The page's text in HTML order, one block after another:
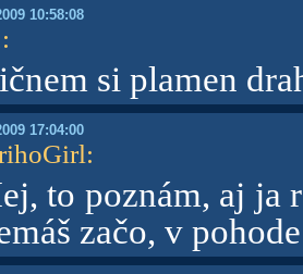
10:58:08
:
si plamen
17:04:00
:
to poznám, aj ja
začo, v